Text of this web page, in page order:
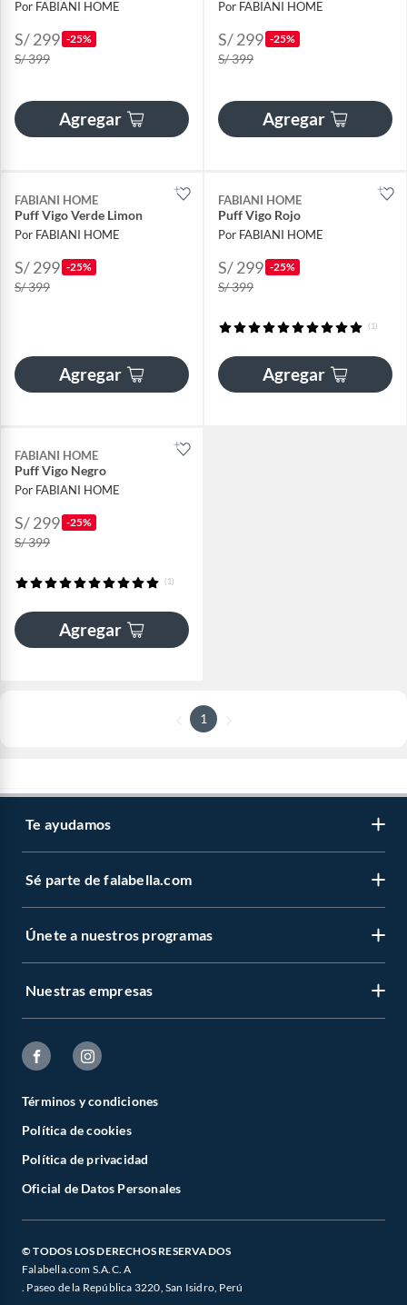
Por FABIANI HOME
S/ 299 -25%
S/ 399
Agregar
Por FABIANI HOME
S/ 299 -25%
S/ 399
Agregar
FABIANI HOME
Puff Vigo Verde Limon
Por FABIANI HOME
S/ 299 -25%
S/ 399
Agregar
FABIANI HOME
Puff Vigo Rojo
Por FABIANI HOME
S/ 299 -25%
S/ 399
(1)
Agregar
FABIANI HOME
Puff Vigo Negro
Por FABIANI HOME
S/ 299 -25%
S/ 399
(1)
Agregar
1
Te ayudamos
Sé parte de falabella.com
Únete a nuestros programas
Nuestras empresas
Términos y condiciones
Política de cookies
Política de privacidad
Oficial de Datos Personales
© TODOS LOS DERECHOS RESERVADOS
Falabella.com S.A.C. A
. Paseo de la República 3220, San Isidro, Perú